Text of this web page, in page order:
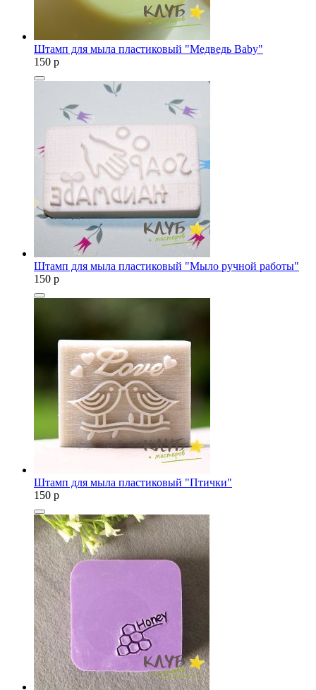
Штамп для мыла пластиковый "Медведь Baby"
150 p
Штамп для мыла пластиковый "Мыло ручной работы"
150 p
Штамп для мыла пластиковый "Птички"
150 p